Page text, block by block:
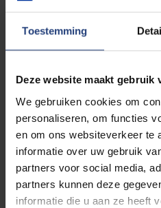
Toestemming
Deze website maakt gebruik
We gebruiken cookies om
personaliseren, om functies
en om ons websiteverkeer te
informatie over uw gebruik
partners voor social media,
partners kunnen deze
informatie die u aan ze heeft